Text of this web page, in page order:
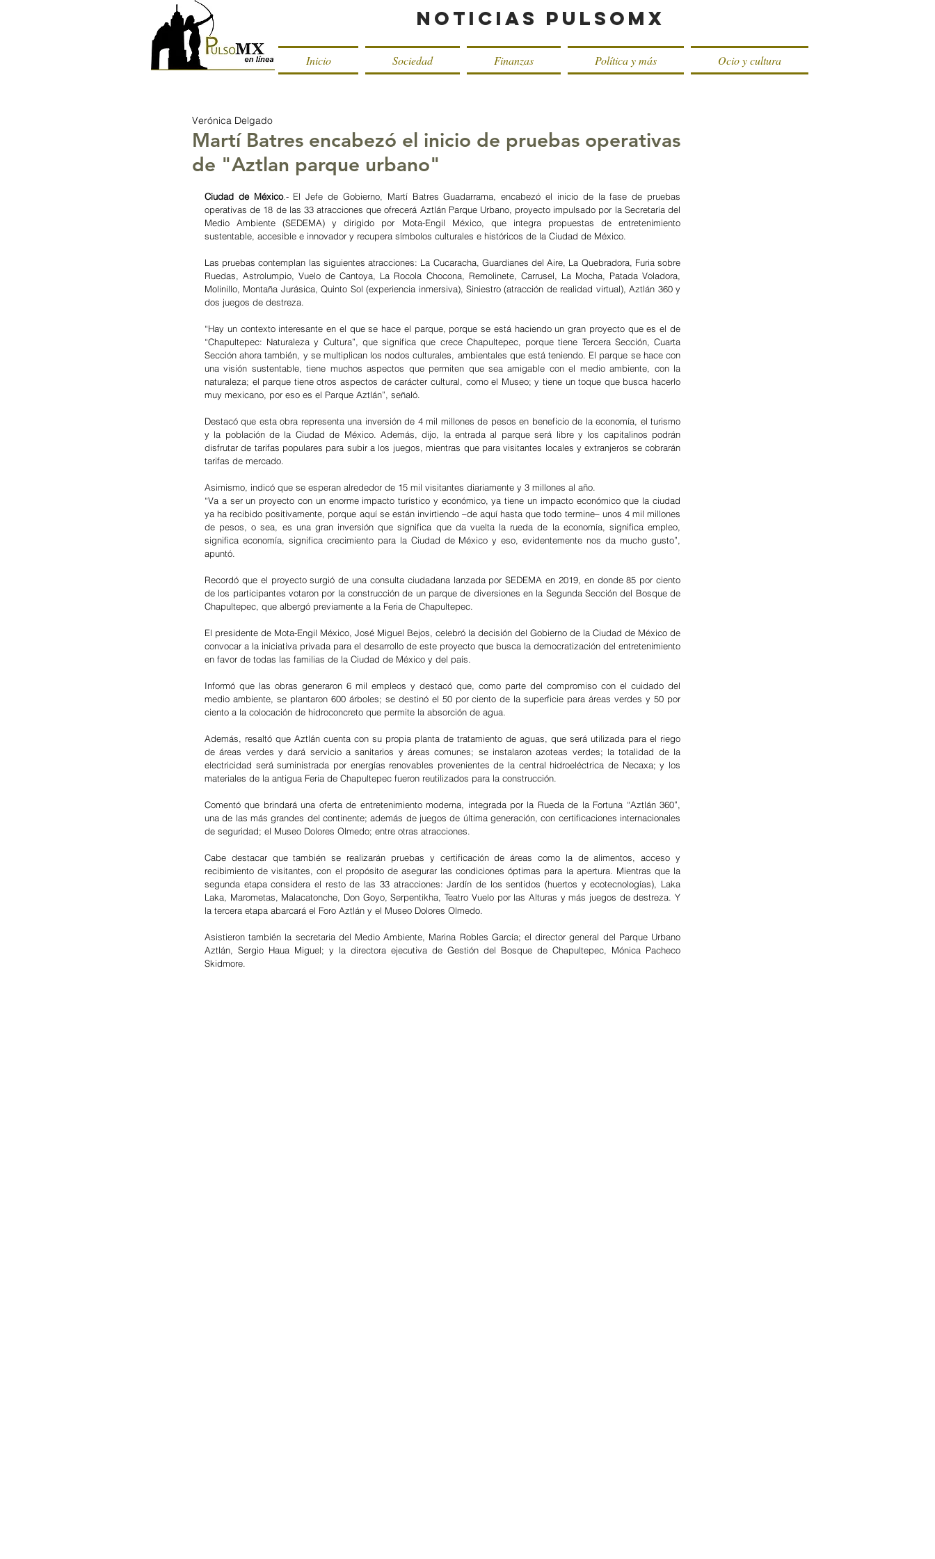
Noticias PulsoMX
Inicio Sociedad Finanzas Política y más Ocio y cultura
Martí Batres encabezó el inicio de pruebas operativas
de "Aztlan parque urbano"
Verónica Delgado
Ciudad de México.- El Jefe de Gobierno, Martí Batres Guadarrama, encabezó el inicio de la fase de pruebas
operativas de 18 de las 33 atracciones que ofrecerá Aztlán Parque Urbano, proyecto impulsado por la Secretaría del
Medio Ambiente (SEDEMA) y dirigido por Mota-Engil México, que integra propuestas de entretenimiento
sustentable, accesible e innovador y recupera símbolos culturales e históricos de la Ciudad de México.
Las pruebas contemplan las siguientes atracciones: La Cucaracha, Guardianes del Aire, La Quebradora, Furia sobre
Ruedas, Astrolumpio, Vuelo de Cantoya, La Rocola Chocona, Remolinete, Carrusel, La Mocha, Patada Voladora,
Molinillo, Montaña Jurásica, Quinto Sol (experiencia inmersiva), Siniestro (atracción de realidad virtual), Aztlán 360 y
dos juegos de destreza.
“Hay un contexto interesante en el que se hace el parque, porque se está haciendo un gran proyecto que es el de
“Chapultepec: Naturaleza y Cultura”, que significa que crece Chapultepec, porque tiene Tercera Sección, Cuarta
Sección ahora también, y se multiplican los nodos culturales, ambientales que está teniendo. El parque se hace con
una visión sustentable, tiene muchos aspectos que permiten que sea amigable con el medio ambiente, con la
naturaleza; el parque tiene otros aspectos de carácter cultural, como el Museo; y tiene un toque que busca hacerlo
muy mexicano, por eso es el Parque Aztlán”, señaló.
Destacó que esta obra representa una inversión de 4 mil millones de pesos en beneficio de la economía, el turismo
y la población de la Ciudad de México. Además, dijo, la entrada al parque será libre y los capitalinos podrán
disfrutar de tarifas populares para subir a los juegos, mientras que para visitantes locales y extranjeros se cobrarán
tarifas de mercado.
Asimismo, indicó que se esperan alrededor de 15 mil visitantes diariamente y 3 millones al año.
“Va a ser un proyecto con un enorme impacto turístico y económico, ya tiene un impacto económico que la ciudad
ya ha recibido positivamente, porque aquí se están invirtiendo –de aquí hasta que todo termine– unos 4 mil millones
de pesos, o sea, es una gran inversión que significa que da vuelta la rueda de la economía, significa empleo,
significa economía, significa crecimiento para la Ciudad de México y eso, evidentemente nos da mucho gusto”,
apuntó.
Recordó que el proyecto surgió de una consulta ciudadana lanzada por SEDEMA en 2019, en donde 85 por ciento
de los participantes votaron por la construcción de un parque de diversiones en la Segunda Sección del Bosque de
Chapultepec, que albergó previamente a la Feria de Chapultepec.
El presidente de Mota-Engil México, José Miguel Bejos, celebró la decisión del Gobierno de la Ciudad de México de
convocar a la iniciativa privada para el desarrollo de este proyecto que busca la democratización del entretenimiento
en favor de todas las familias de la Ciudad de México y del país.
Informó que las obras generaron 6 mil empleos y destacó que, como parte del compromiso con el cuidado del
medio ambiente, se plantaron 600 árboles; se destinó el 50 por ciento de la superficie para áreas verdes y 50 por
ciento a la colocación de hidroconcreto que permite la absorción de agua.
Además, resaltó que Aztlán cuenta con su propia planta de tratamiento de aguas, que será utilizada para el riego
de áreas verdes y dará servicio a sanitarios y áreas comunes; se instalaron azoteas verdes; la totalidad de la
electricidad será suministrada por energías renovables provenientes de la central hidroeléctrica de Necaxa; y los
materiales de la antigua Feria de Chapultepec fueron reutilizados para la construcción.
Comentó que brindará una oferta de entretenimiento moderna, integrada por la Rueda de la Fortuna “Aztlán 360”,
una de las más grandes del continente; además de juegos de última generación, con certificaciones internacionales
de seguridad; el Museo Dolores Olmedo; entre otras atracciones.
Cabe destacar que también se realizarán pruebas y certificación de áreas como la de alimentos, acceso y
recibimiento de visitantes, con el propósito de asegurar las condiciones óptimas para la apertura. Mientras que la
segunda etapa considera el resto de las 33 atracciones: Jardín de los sentidos (huertos y ecotecnologías), Laka
Laka, Marometas, Malacatonche, Don Goyo, Serpentikha, Teatro Vuelo por las Alturas y más juegos de destreza. Y
la tercera etapa abarcará el Foro Aztlán y el Museo Dolores Olmedo.
Asistieron también la secretaria del Medio Ambiente, Marina Robles García; el director general del Parque Urbano
Aztlán, Sergio Haua Miguel; y la directora ejecutiva de Gestión del Bosque de Chapultepec, Mónica Pacheco
Skidmore.